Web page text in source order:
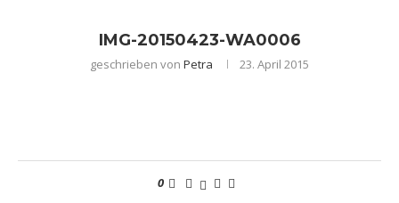
IMG-20150423-WA0006
geschrieben von Petra 23. April 2015
0